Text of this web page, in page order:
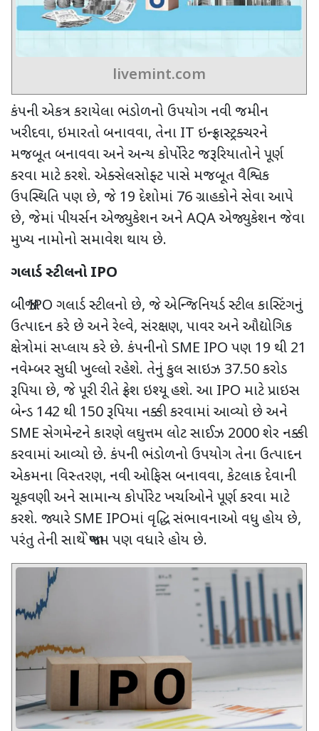
livemint.com
કંપની એકત્ર કરાયેલા ભંડોળનો ઉપયોગ નવી જમીન
ખરીદવા, ઇમારતો બનાવવા, તેના IT ઇન્ફ્રાસ્ટ્રક્ચરને
મજબૂત બનાવવા અને અન્ય કોર્પોરેટ જરૂરિયાતોને પૂર્ણ
કરવા માટે કરશે. એક્સેલસોફ્ટ પાસે મજબૂત વૈશ્વિક
ઉપસ્થિતિ પણ છે, જે 19 દેશોમાં 76ગ્રાહકોને સેવા આપે
છે, જેમાં પીયર્સન એજ્યુકેશન અનેAQAએજ્યુકેશન જેવા
મુખ્ય નામોનો સમાવેશ થાય છે.
ગલાર્ડ સ્ટીલનોIPO
બીજોIPO ગલાર્ડ સ્ટીલનો છે, જે એન્જિનિયર્ડ સ્ટીલ કાસ્ટિંગનું
ઉત્પાદન કરે છે અને રેલ્વે, સંરક્ષણ, પાવર અને ઔદ્યોગિક
ક્ષેત્રોમાં સપ્લાય કરે છે. કંપનીનો SME IPO પણ 19 થી 21
નવેમ્બર સુધી ખુલ્લો રહેશે. તેનું કુલ સાઇઝ 37.50કરોડ
રૂપિયા છે, જે પૂરી રીતે ફ્રેશ ઇશ્યૂ હશે. આ IPO માટે પ્રાઇસ
બેન્ડ 142 થી 150રૂપિયા નક્કી કરવામાં આવ્યો છે અને
SME સેગમેન્ટને કારણે લઘુત્તમ લોટ સાઈઝ 2000શેર નક્કી
કરવામાં આવ્યો છે. કંપની ભંડોળનો ઉપયોગ તેના ઉત્પાદન
એકમના વિસ્તરણ, નવી ઓફિસ બનાવવા, કેટલાક દેવાની
ચૂકવણી અને સામાન્ય કોર્પોરેટ ખર્ચાઓને પૂર્ણ કરવા માટે
કરશે. જ્યારે SME IPOમાં વૃદ્ધિ સંભાવનાઓ વધુ હોય છે,
પરંતુ તેની સાથે જોખમ પણ વધારે હોય છે.